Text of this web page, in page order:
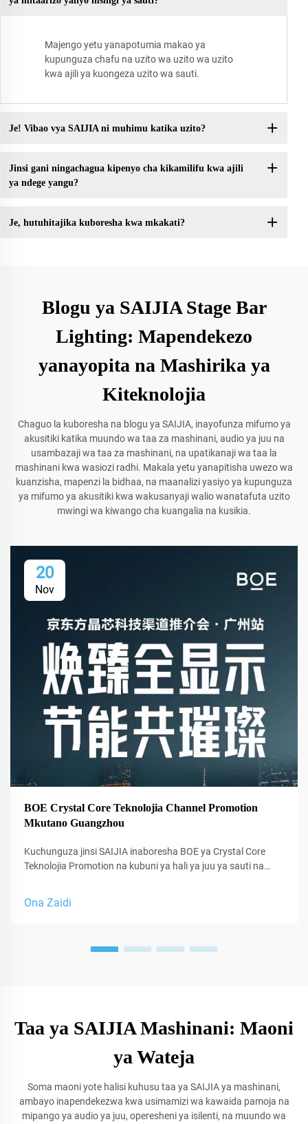
Majengo yetu yanapotumia makao ya
kupunguza chafu na uzito wa uzito wa uzito
kwa ajili ya kuongeza uzito wa sauti.
Je! Vibao vya SAIJIA ni muhimu katika uzito?
Jinsi gani ningachagua kipenyo cha kikamilifu kwa ajili
ya ndege yangu?
Je, hutuhitajika kuboresha kwa mkakati?
Blogu ya SAIJIA Stage Bar
Lighting: Mapendekezo
yanayopita na Mashirika ya
Kiteknolojia
Chaguo la kuboresha na blogu ya SAIJIA, inayofunza mifumo ya
akusitiki katika muundo wa taa za mashinani, audio ya juu na
usambazaji wa taa za mashinani, na upatikanaji wa taa la
mashinani kwa wasiozi radhi. Makala yetu yanapitisha uwezo wa
kuanzisha, mapenzi la bidhaa, na maanalizi yasiyo ya kupunguza
ya mifumo ya akusitiki kwa wakusanyaji walio wanatafuta uzito
mwingi wa kiwango cha kuangalia na kusikia.
20
Nov
BOE Crystal Core Teknolojia Channel Promotion
Mkutano Guangzhou
Kuchunguza jinsi SAIJIA inaboresha BOE ya Crystal Core
Teknolojia Promotion na kubuni ya hali ya juu ya sauti na
Ona Zaidi
Taa ya SAIJIA Mashinani: Maoni
ya Wateja
Soma maoni yote halisi kuhusu taa ya SAIJIA ya mashinani,
ambayo inapendekezwa kwa usimamizi wa kawaida pamoja na
mipango ya audio ya juu, operesheni ya isilenti, na muundo wa